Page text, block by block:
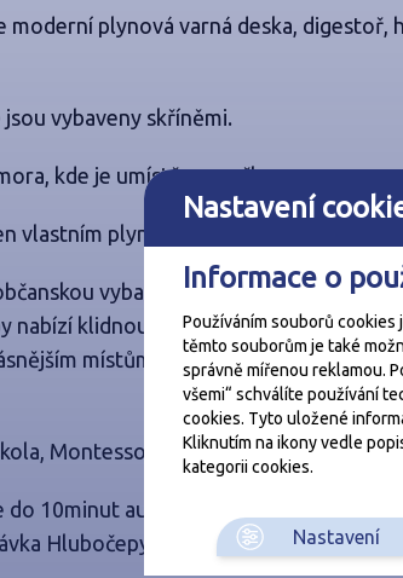
Nastavení
Informace o
Používáním souborů
těmto souborům je také
správně mířenou reklamou.
všemi“ schválíte používání
cookies. Tyto uložené
Kliknutím na ikony vedle
kategorii cookies.
Nastavení
moderní plynová varná deska, digestoř,
vybaveny skříněmi.
kde je umístěna pračka.
vlastním plynovým kotlem.
vybavenost a možnost
nabízí klidnou městskou atmosféru s
místům na území Prahy a je
Montessori a státní školka.
10minut autem nebo za 20minut
Hlubočepy - střed je vzdálená cca